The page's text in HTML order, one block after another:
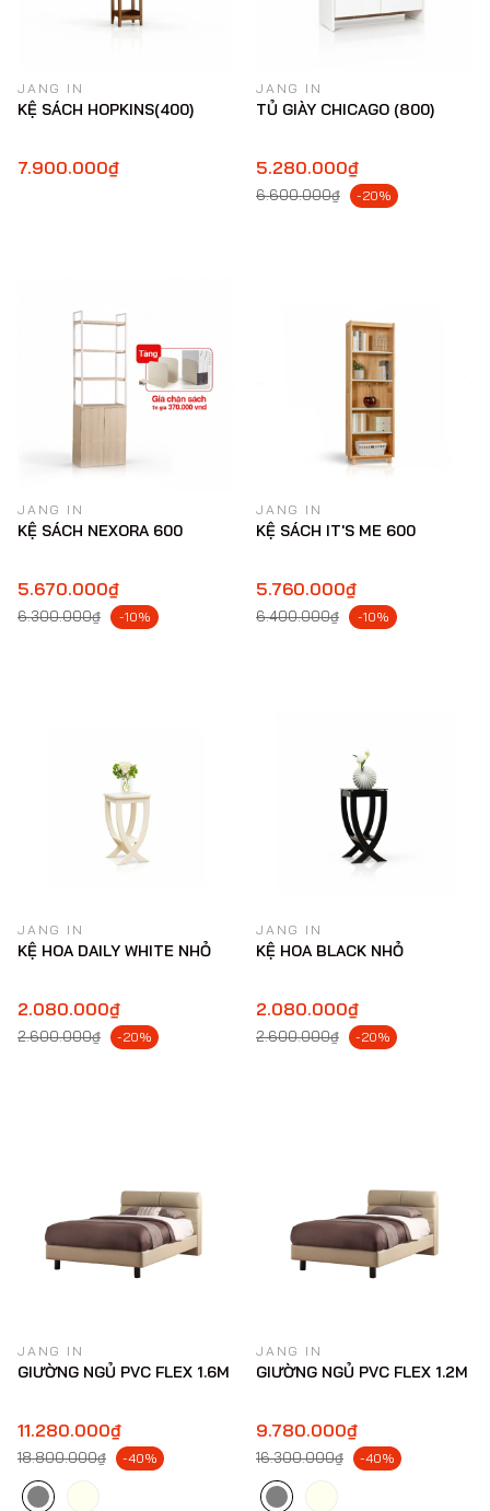
JANG IN
KỆ SÁCH HOPKINS(400)
7.900.000₫
JANG IN
TỦ GIÀY CHICAGO (800)
5.280.000₫
6.600.000₫ -20%
JANG IN
KỆ SÁCH NEXORA 600
5.670.000₫
6.300.000₫ -10%
JANG IN
KỆ SÁCH IT'S ME 600
5.760.000₫
6.400.000₫ -10%
JANG IN
KỆ HOA DAILY WHITE NHỎ
2.080.000₫
2.600.000₫ -20%
JANG IN
KỆ HOA BLACK NHỎ
2.080.000₫
2.600.000₫ -20%
JANG IN
GIƯỜNG NGỦ PVC FLEX 1.6M
11.280.000₫
18.800.000₫ -40%
JANG IN
GIƯỜNG NGỦ PVC FLEX 1.2M
9.780.000₫
16.300.000₫ -40%